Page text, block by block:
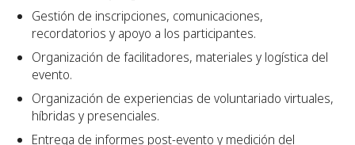
Gestión de inscripciones, comunicaciones,
recordatorios y apoyo a los participantes.
Organización de facilitadores, materiales y logística del
evento.
Organización de experiencias de voluntariado virtuales,
híbridas y presenciales.
Entrega de informes post-evento y medición del